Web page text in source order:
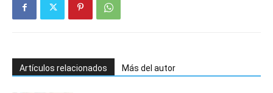
Artículos relacionados Más del autor